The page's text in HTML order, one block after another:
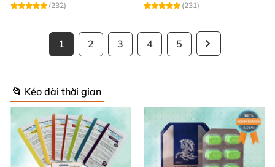
(232)
(231)
1 2 3 4 5
📂 Kéo dài thời gian